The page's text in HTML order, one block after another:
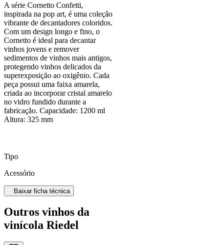
A série Cornetto Confetti,
inspirada na pop art, é uma coleção
vibrante de decantadores coloridos.
Com um design longo e fino, o
Cornetto é ideal para decantar
vinhos jovens e remover
sedimentos de vinhos mais antigos,
protegendo vinhos delicados da
superexposição ao oxigênio. Cada
peça possui uma faixa amarela,
criada ao incorporar cristal amarelo
no vidro fundido durante a
fabricação. Capacidade: 1200 ml
Altura: 325 mm
Tipo
Acessório
Baixar ficha técnica
Outros vinhos da
vinícola Riedel